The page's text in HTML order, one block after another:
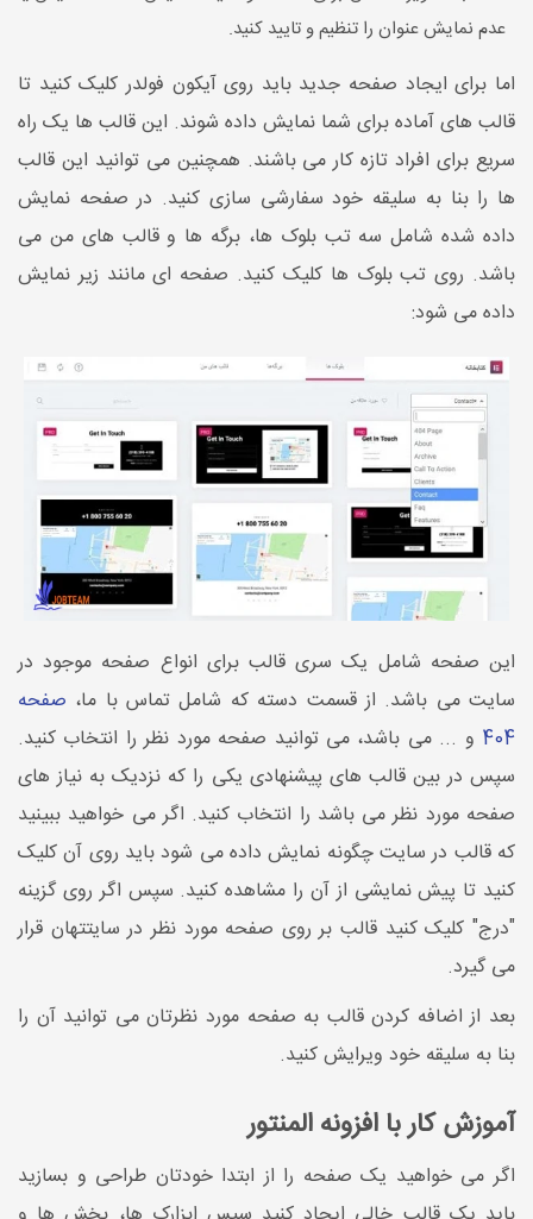
عدم نمایش عنوان را تنظیم و تایید کنید.
اما برای ایجاد صفحه جدید باید روی آیکون فولدر کلیک کنید تا
قالب های آماده برای شما نمایش داده شوند. این قالب ها یک راه
سریع برای افراد تازه کار می باشند. همچنین می توانید این قالب
ها را بنا به سلیقه خود سفارشی سازی کنید. در صفحه نمایش
داده شده شامل سه تب بلوک ها، برگه ها و قالب های من می
باشد. روی تب بلوک ها کلیک کنید. صفحه ای مانند زیر نمایش
داده می شود:
این صفحه شامل یک سری قالب برای انواع صفحه موجود در
سایت می باشد. از قسمت دسته که شامل تماس با ما، صفحه
404 و ... می باشد، می توانید صفحه مورد نظر را انتخاب کنید.
سپس در بین قالب های پیشنهادی یکی را که نزدیک به نیاز های
صفحه مورد نظر می باشد را انتخاب کنید. اگر می خواهید ببینید
که قالب در سایت چگونه نمایش داده می شود باید روی آن کلیک
کنید تا پیش نمایشی از آن را مشاهده کنید. سپس اگر روی گزینه
"درج" کلیک کنید قالب بر روی صفحه مورد نظر در سایتتهان قرار
می گیرد.
بعد از اضافه کردن قالب به صفحه مورد نظرتان می توانید آن را
بنا به سلیقه خود ویرایش کنید.
آموزش کار با افزونه المنتور
اگر می خواهید یک صفحه را از ابتدا خودتان طراحی و بسازید